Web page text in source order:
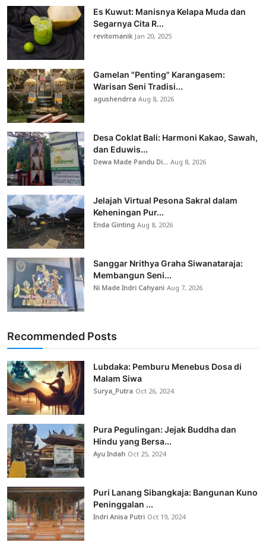
Es Kuwut: Manisnya Kelapa Muda dan
Segarnya Cita R...
revitomanikJan 20, 2025
Gamelan "Penting" Karangasem:
Warisan Seni Tradisi...
agushendrraAug 8, 2026
Desa Coklat Bali: Harmoni Kakao, Sawah,
dan Eduwis...
Dewa Made Pandu Di...Aug 8, 2026
Jelajah Virtual Pesona Sakral dalam
Keheningan Pur...
Enda GintingAug 8, 2026
Sanggar Nrithya Graha Siwanataraja:
Membangun Seni...
Ni Made Indri CahyaniAug 7, 2026
Recommended Posts
Lubdaka: Pemburu Menebus Dosa di
Malam Siwa
Surya_Putra Oct 26, 2024
Pura Pegulingan: Jejak Buddha dan
Hindu yang Bersa...
Ayu Indah Oct 25, 2024
Puri Lanang Sibangkaja: Bangunan Kuno
Peninggalan ...
Indri Anisa Putri Oct 19, 2024